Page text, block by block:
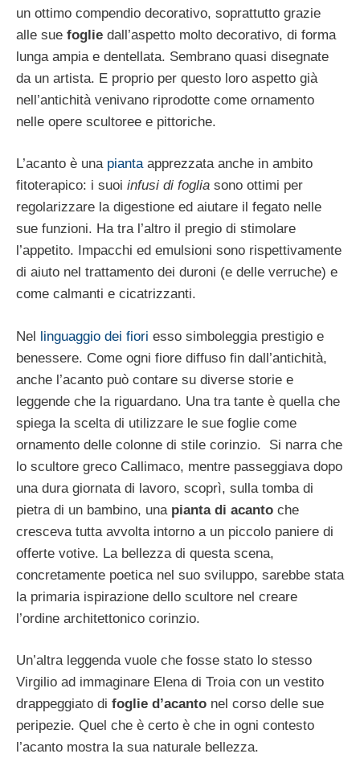
un ottimo compendio decorativo, soprattutto grazie
alle sue foglie dall’aspetto molto decorativo, di forma
lunga ampia e dentellata. Sembrano quasi disegnate
da un artista. E proprio per questo loro aspetto già
nell’antichità venivano riprodotte come ornamento
nelle opere scultoree e pittoriche.
L’acanto è una piantaapprezzata anche in ambito
fitoterapico: i suoi infusi di foglia sono ottimi per
regolarizzare la digestione ed aiutare il fegato nelle
sue funzioni. Ha tra l’altro il pregio di stimolare
l’appetito. Impacchi ed emulsioni sono rispettivamente
di aiuto nel trattamento dei duroni (e delle verruche) e
come calmanti e cicatrizzanti.
Nel linguaggio dei fiori esso simboleggia prestigio e
benessere. Come ogni fiore diffuso fin dall’antichità,
anche l’acanto può contare su diverse storie e
leggende che la riguardano. Una tra tante è quella che
spiega la scelta di utilizzare le sue foglie come
ornamento delle colonne di stile corinzio. Si narra che
lo scultore greco Callimaco, mentre passeggiava dopo
una dura giornata di lavoro, scoprì, sulla tomba di
pietra di un bambino, una pianta di acanto che
cresceva tutta avvolta intorno a un piccolo paniere di
offerte votive. La bellezza di questa scena,
concretamente poetica nel suo sviluppo, sarebbe stata
la primaria ispirazione dello scultore nel creare
l’ordine architettonico corinzio.
Un’altra leggenda vuole che fosse stato lo stesso
Virgilio ad immaginare Elena di Troia con un vestito
drappeggiato di foglie d’acanto nel corso delle sue
peripezie. Quel che è certo è che in ogni contesto
l’acanto mostra la sua naturale bellezza.